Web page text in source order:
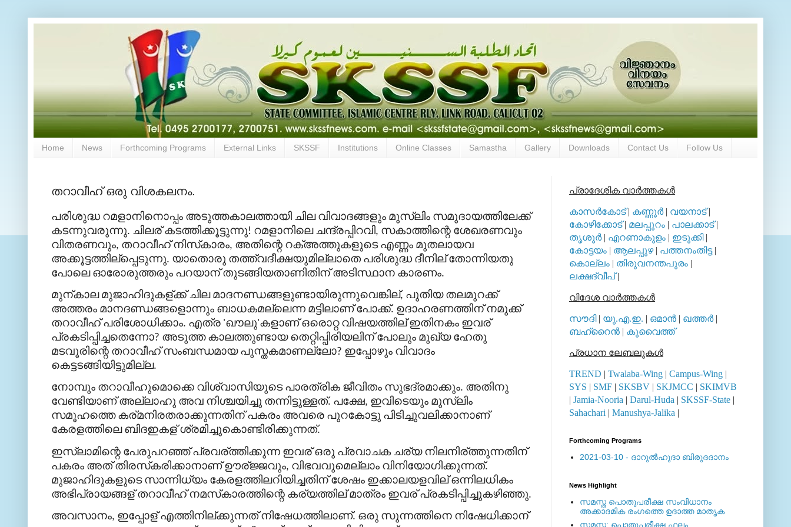
Home News Forthcoming Programs External Links SKSSF Institutions Online Classes Samastha Gallery Downloads Contact Us Follow Us
തറാവീഹ് ഒരു വിശകലനം.
പരിശുദ്ധ റമളാനിനൊപ്പം അടുത്തകാലത്തായി ചില വിവാദങ്ങളും മുസ്ലിം സമുദായത്തിലേക്ക്
കടന്നുവരുന്നു. ചിലര് കടത്തിക്കൂട്ടുന്നു! റമളാനിലെ ചന്ദ്രപ്പിറവി, സകാത്തിന്റെ ശേഖരണവും
വിതരണവും, തറാവീഹ് നിസ്കാരം, അതിന്റെ റക്അത്തുകളുടെ എണ്ണം മുതലായവ
അക്കൂട്ടത്തില്പ്പെടുന്നു. യാതൊരു തത്ത്വദീക്ഷയുമില്ലാതെ പരിശുദ്ധ ദീനില് തോന്നിയതു
പോലെ ഓരോരുത്തരും പറയാന് തുടങ്ങിയതാണിതിന് അടിസ്ഥാന കാരണം.
മുന്കാല മുജാഹിദുകള്ക്ക് ചില മാദനണ്ഡങ്ങളുണ്ടായിരുന്നുവെങ്കില്, പുതിയ തലമുറക്ക്
അത്തരം മാനദണ്ഡങ്ങളൊന്നും ബാധകമല്ലെന്ന മട്ടിലാണ് പോക്ക്. ഉദാഹരണത്തിന് നമുക്ക്
തറാവീഹ് പരിശോധിക്കാം. എത്ര 'ഖൗലു'കളാണ് ഒരൊറ്റ വിഷയത്തില് ഇതിനകം ഇവര്
പ്രകടിപ്പിച്ചതെന്നോ? അടുത്ത കാലത്തുണ്ടായ തെറ്റിപ്പിരിയലിന് പോലും മുഖ്യ ഹേതു
മടവൂരിന്റെ തറാവീഹ് സംബന്ധമായ പുസ്തകമാണല്ലോ? ഇപ്പോഴും വിവാദം
കെട്ടടങ്ങിയിട്ടുമില്ല.
നോമ്പും തറാവീഹുമൊക്കെ വിശ്വാസിയുടെ പാരത്രിക ജീവിതം സുഭദ്രമാക്കും. അതിനു
വേണ്ടിയാണ് അല്ലാഹു അവ നിശ്ചയിച്ചു തന്നിട്ടുള്ളത്. പക്ഷേ, ഇവിടെയും മുസ്ലിം
സമൂഹത്തെ കര്മനിരതരാക്കുന്നതിന് പകരം അവരെ പുറകോട്ടു പിടിച്ചുവലിക്കാനാണ്
കേരളത്തിലെ ബിദഇകള് ശ്രമിച്ചുകൊണ്ടിരിക്കുന്നത്.
ഇസ്ലാമിന്റെ പേരുപറഞ്ഞ് പ്രവര്ത്തിക്കുന്ന ഇവര് ഒരു പ്രവാചക ചര്യ നിലനിര്ത്തുന്നതിന്
പകരം അത് തിരസ്കരിക്കാനാണ് ഊര്ജ്ജവും, വിഭവവുമെല്ലാം വിനിയോഗിക്കുന്നത്.
മുജാഹിദുകളുടെ സാന്നിധ്യം കേരളത്തിലറിയിച്ചതിന് ശേഷം ഇക്കാലയളവില് ഒന്നിലധികം
അഭിപ്രായങ്ങള് തറാവീഹ് നമസ്കാരത്തിന്റെ കര്യത്തില് മാത്രം ഇവര് പ്രകടിപ്പിച്ചുകഴിഞ്ഞു.
അവസാനം, ഇപ്പോള് എത്തിനില്ക്കുന്നത് നിഷേധത്തിലാണ്. ഒരു സുന്നത്തിനെ നിഷേധിക്കാന്
പ്രാദേശിക വാര്‍ത്തകള്‍
കാസര്‍കോട്| കണ്ണൂര്‍| വയനാട്|
കോഴിക്കോട്| മലപ്പുറം | പാലക്കാട്|
തൃശൂര്‍| എറണാകുളം | ഇടുക്കി|
കോട്ടയം | ആലപ്പുഴ| പത്തനംതിട്ട|
കൊല്ലം | തിരുവനന്തപുരം |
ലക്ഷദ്വീപ്|
വിദേശ വാര്‍ത്തകള്‍
സൗദി| യു.എ.ഇ. | ഒമാന്‍ | ഖത്തര്‍|
ബഹ്റൈന്‍ | കുവൈത്ത്
പ്രധാന ലേബലുകള്‍
TREND | Twalaba-Wing | Campus-Wing |
SYS | SMF | SKSBV | SKJMCC | SKIMVB
| Jamia-Nooria | Darul-Huda | SKSSF-State |
Sahachari | Manushya-Jalika |
Forthcoming Programs
2021-03-10 - ദാറുല്‍ഹുദാ ബിരുദദാനം
News Highlight
സമസ്ത പൊതുപരീക്ഷ സംവിധാനം
അക്കാദമിക രംഗത്തെ ഉദാത്ത മാതൃക
സമസ്ത: പൊതുപരീക്ഷ ഫലം